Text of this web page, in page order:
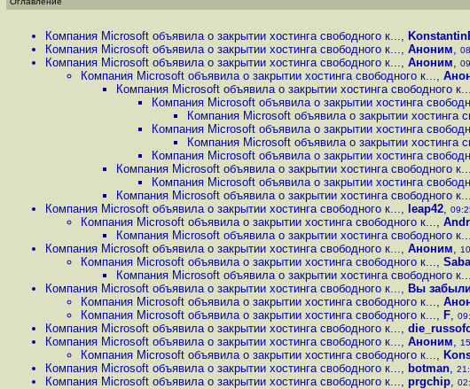
Компания Microsoft объявила о закрытии хостинга свободного к...,
Компания Microsoft объявила о закрытии хостинга свободного к..., Аноним,
Компания Microsoft объявила о закрытии хостинга свободного к..., Аноним,
Компания Microsoft объявила о закрытии хостинга свободного к...,
Компания Microsoft объявила о закрытии хостинга свободного к...
Компания Microsoft объявила о закрытии хостинга
Компания Microsoft объявила о закрытии хостинга
Компания Microsoft объявила о закрытии хостинга
Компания Microsoft объявила о закрытии хостинга
Компания Microsoft объявила о закрытии хостинга
Компания Microsoft объявила о закрытии хостинга свободного к...
Компания Microsoft объявила о закрытии хостинга
Компания Microsoft объявила о закрытии хостинга свободного к...
Компания Microsoft объявила о закрытии хостинга свободного к..., leap42,
Компания Microsoft объявила о закрытии хостинга свободного к...,
Компания Microsoft объявила о закрытии хостинга свободного к...
Компания Microsoft объявила о закрытии хостинга свободного к..., Аноним,
Компания Microsoft объявила о закрытии хостинга свободного к...,
Компания Microsoft объявила о закрытии хостинга свободного к...
Компания Microsoft объявила о закрытии хостинга свободного к..., Вы
Компания Microsoft объявила о закрытии хостинга свободного к...,
Компания Microsoft объявила о закрытии хостинга свободного к..., F,
Компания Microsoft объявила о закрытии хостинга свободного к...,
Компания Microsoft объявила о закрытии хостинга свободного к..., Аноним,
Компания Microsoft объявила о закрытии хостинга свободного к...,
Компания Microsoft объявила о закрытии хостинга свободного к..., botman,
Компания Microsoft объявила о закрытии хостинга свободного к..., prgchip,